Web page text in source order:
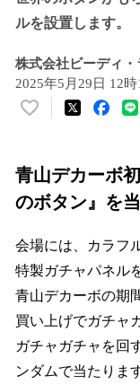
ルを設置します。
株式会社ビーディ・
2025年5月29日 12時
い
！
数
を
み
込
み
中
で
す
青山デカーボ
のボタン』を
会場には、カラフ
特製ガチャパネル
青山デカーボの期
買い上げでガチャ
ガチャガチャを回
ンダムで当たりま